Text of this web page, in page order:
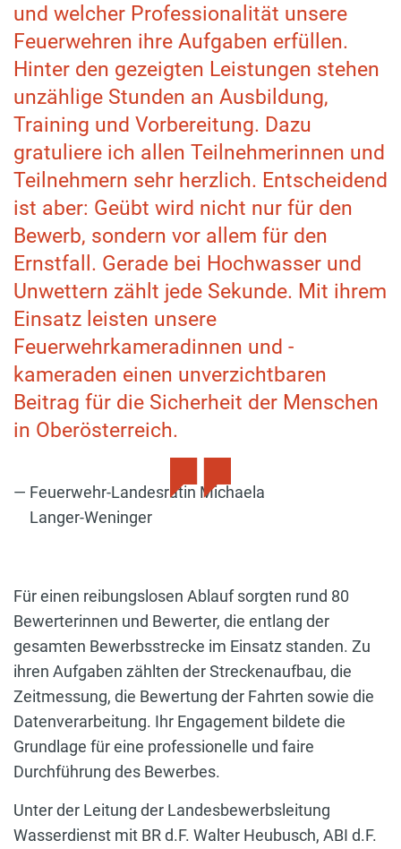
und welcher Professionalität unsere
Feuerwehren ihre Aufgaben erfüllen.
Hinter den gezeigten Leistungen stehen
unzählige Stunden an Ausbildung,
Training und Vorbereitung. Dazu
gratuliere ich allen Teilnehmerinnen und
Teilnehmern sehr herzlich. Entscheidend
ist aber: Geübt wird nicht nur für den
Bewerb, sondern vor allem für den
Ernstfall. Gerade bei Hochwasser und
Unwettern zählt jede Sekunde. Mit ihrem
Einsatz leisten unsere
Feuerwehrkameradinnen und -
kameraden einen unverzichtbaren
Beitrag für die Sicherheit der Menschen
in Oberösterreich.
Feuerwehr-Landesrätin Michaela
Langer-Weninger
Für einen reibungslosen Ablauf sorgten rund 80
Bewerterinnen und Bewerter, die entlang der
gesamten Bewerbsstrecke im Einsatz standen. Zu
ihren Aufgaben zählten der Streckenaufbau, die
Zeitmessung, die Bewertung der Fahrten sowie die
Datenverarbeitung. Ihr Engagement bildete die
Grundlage für eine professionelle und faire
Durchführung des Bewerbes.
Unter der Leitung der Landesbewerbsleitung
Wasserdienst mit BR d.F. Walter Heubusch, ABI d.F.